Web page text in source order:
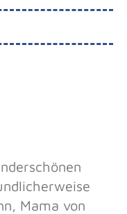
Mama von